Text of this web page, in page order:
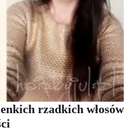
rzadkich włosów